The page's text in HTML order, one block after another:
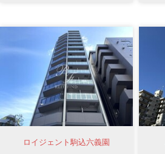
ロイジェント駒込六義園